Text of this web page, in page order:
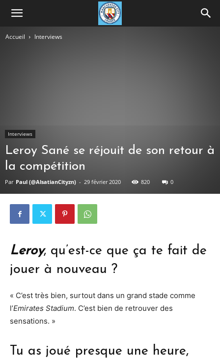
Accueil Interviews
Interviews
Leroy Sané se réjouit de son retour à
la compétition
Par Paul (@AlsatianCityzn) - 29 février 2020 820 0
Leroy, qu’est-ce que ça te fait de
jouer à nouveau ?
« C’est très bien, surtout dans un grand stade comme
l’Emirates Stadium. C’est bien de retrouver des
sensations. »
Tu as joué presque une heure,